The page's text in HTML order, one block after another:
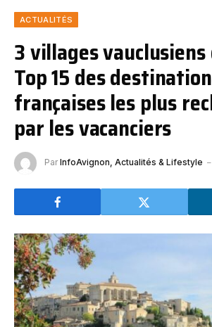
ACTUALITÉS
3 villages vauclusiens
Top 15 des
françaises les plus
par les vacanciers
Par InfoAvignon, Actualités & Lifestyle